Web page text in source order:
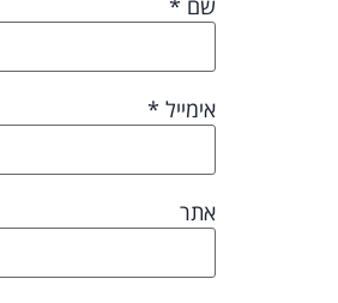
שם *
אימייל *
אתר